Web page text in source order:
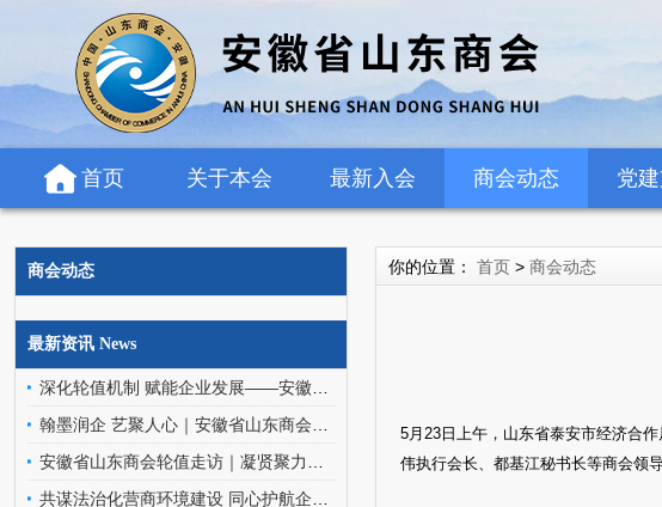
首页 关于本会 最新入会 商会动态 党
商会动态
最新资讯 News
你的位置： 首页> 商会动态
5月23日上午，山东省泰安市经济合
伟执行会长、都基江秘书长等商会领